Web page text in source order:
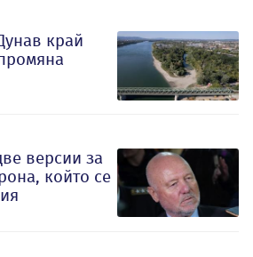
край
версии за
който се